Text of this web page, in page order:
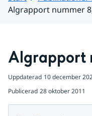
Algrapport nummer
Algrapport
Uppdaterad 10 december
Publicerad 28 oktober 2011